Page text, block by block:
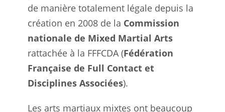
de manière totalement légale depuis la
création en 2008 de la Commission
nationale de Mixed Martial Arts
rattachée à la FFFCDA (Fédération
Française de Full Contact et
Disciplines Associées).
Les arts martiaux mixtes ont beaucoup